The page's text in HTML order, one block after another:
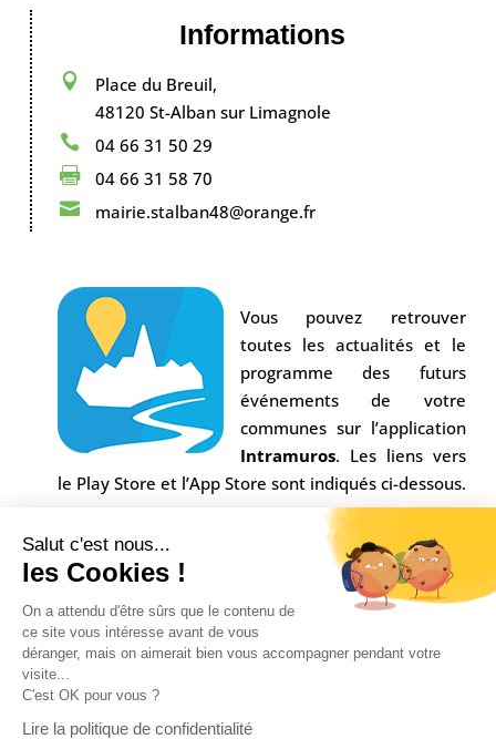
Salut c'est nous...
les Cookies !
On a attendu d'être sûrs que le contenu de
ce site vous intéresse avant de vous
déranger, mais on aimerait bien vous accompagner pendant votre
visite...
C'est OK pour vous ?
Lire la politique de confidentialité
Informations

Place du Breuil,
48120 St-Alban sur Limagnole
 04 66 31 50 29
 04 66 31 58 70
 mairie.stalban48@orange.fr
Vous pouvez retrouver
toutes les actualités et le
programme des futurs
événements de votre
communes sur l’application
Intramuros. Les liens vers
le Play Store et l’App Store sont indiqués ci-dessous.
Conception AgenceMultiweb